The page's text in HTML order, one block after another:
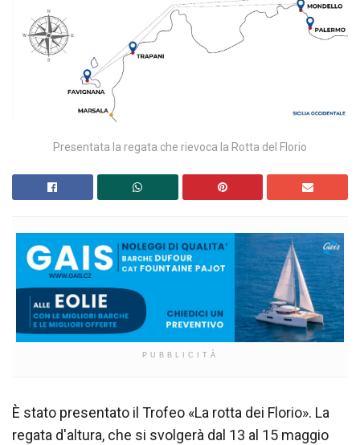
Presentata la regata che rievoca la Rotta del Florio
PUBBLICITÀ
È stato presentato il Trofeo «La rotta dei Florio». La
regata d'altura, che si svolgerà dal 13 al 15 maggio